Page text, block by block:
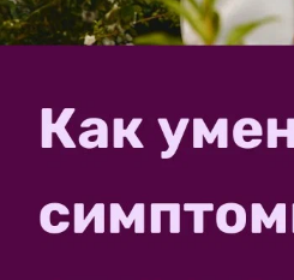
Ваш E-mail:
добавить комментарий